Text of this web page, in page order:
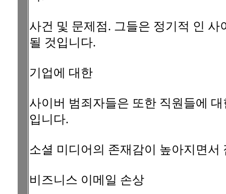
사건 및 문제점. 그들은 정기적 인
될 것입니다.
기업에 대한
사이버 범죄자들은 또한 직원들에
입니다.
소셜 미디어의 존재감이 높아지면
비즈니스 이메일 손상